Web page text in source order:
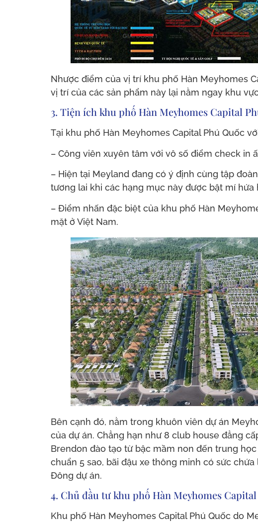
Nhược điểm của vị trí khu phố Hàn Meyhomes
vị trí của các sản phẩm này lại nằm ngay khu
3. Tiện ích khu phố Hàn Meyhomes Capital
Tại khu phố Hàn Meyhomes Capital Phú Quốc
– Công viên xuyên tâm với vô số điểm check in
– Hiện tại Meyland đang có ý định cùng tập
tương lai khi các hạng mục này được bật mí
– Điểm nhấn đặc biệt của khu phố Hàn
mặt ở Việt Nam.
Bên cạnh đó, nằm trong khuôn viên dự án
của dự án. Chẳng hạn như 8 club house đẳng
Brendon đào tạo từ bậc mầm non đến trung
chuẩn 5 sao, bãi đậu xe thông minh có sức
Đông dự án.
4. Chủ đầu tư khu phố Hàn Meyhomes
Khu phố Hàn Meyhomes Capital Phú Quốc do